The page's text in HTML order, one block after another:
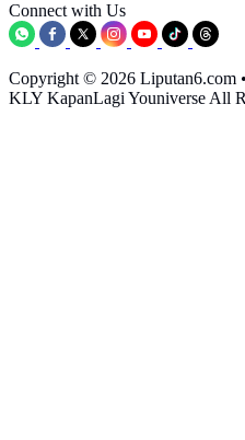
Connect with Us
Copyright © 2026 Liputan6.com •
KLY KapanLagi Youniverse All